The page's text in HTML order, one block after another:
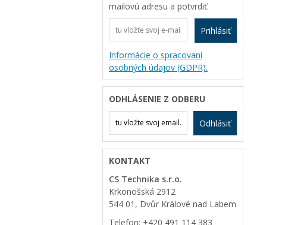
mailovú adresu a potvrdiť.
Prihlásiť
Informácie o spracovaní
osobných údajov (GDPR).
ODHLÁSENIE Z ODBERU
Odhlásiť
KONTAKT
CS Technika s.r.o.
Krkonošská 2912
544 01, Dvůr Králové nad Labem
Telefon: +420 491 114 383